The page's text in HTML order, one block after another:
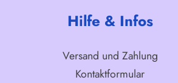
Hilfe & Infos
Versand und Zahlung
Kontaktformular